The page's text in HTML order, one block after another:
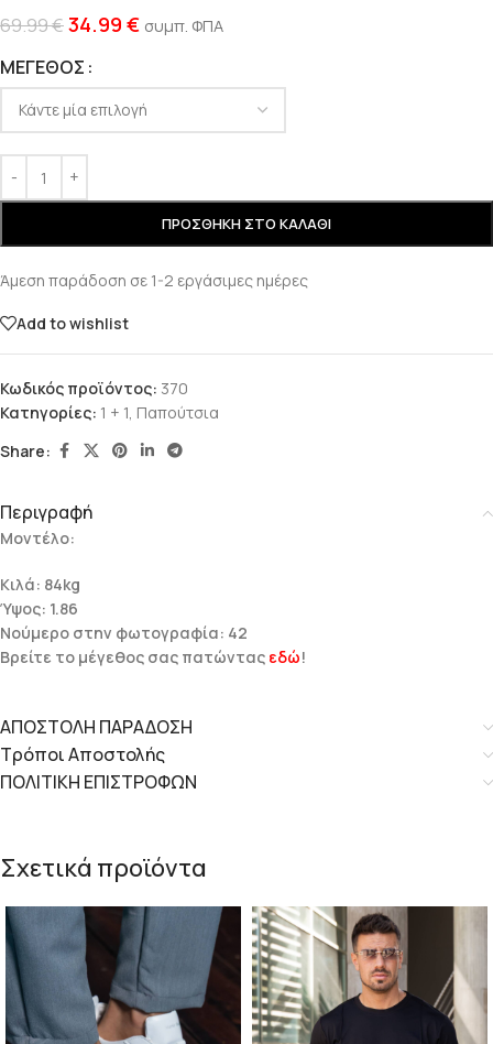
69.99€34.99 € συμπ. ΦΠΑ
ΜΈΓΕΘΟΣ
ΠΡΟΣΘΉΚΗ ΣΤΟ ΚΑΛΆΘΙ
Άμεση παράδοση σε 1-2 εργάσιμες ημέρες
Add to wishlist
Κωδικός προϊόντος: 370
Κατηγορίες: 1 + 1, Παπούτσια
Share:
Περιγραφή
Μοντέλο:
Κιλά: 84kg
Ύψος: 1.86
Νούμερο στην φωτογραφία: 42
Βρείτε το μέγεθος σας πατώντας εδώ!
ΑΠΟΣΤΟΛΗ ΠΑΡΑΔΟΣΗ
Τρόποι Αποστολής
ΠΟΛΙΤΙΚΗ ΕΠΙΣΤΡΟΦΩΝ
Σχετικά προϊόντα